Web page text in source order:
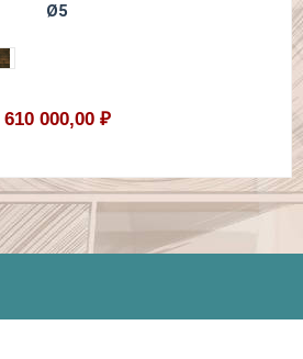
Ø5
610 000,00 ₽